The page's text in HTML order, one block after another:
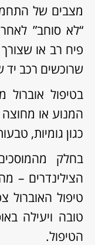
מצבים של
“לא סוחב”
פיח רב או
שרוכשים רכב יד
בטיפול אוברול
המנוע או מחוצה
כגון גומיות,
בחלק
הצילינדרים –
טיפול האוברול
טובה ויעילה
הטיפול.